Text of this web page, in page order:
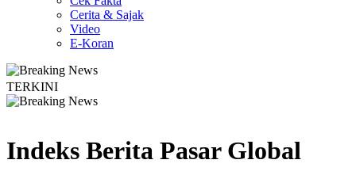
Cerita & Sajak
Video
E-Koran
TERKINI
Indeks Berita Pasar Global